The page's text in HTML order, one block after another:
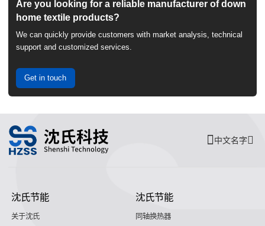
Are you looking for a reliable manufacturer of down
home textile products?
We can quickly provide customers with market analysis, technical
support and customized services.
Get in touch
中文名字
沈氏节能
关于沈氏
沈氏节能
同轴换热器